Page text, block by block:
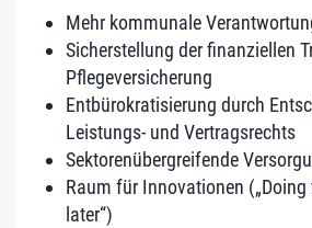
Mehr kommunale
Sicherstellung der finanziellen
Pflegeversicherung
Entbürokratisierung durch
Leistungs- und Vertragsrechts
Sektorenübergreifende
Raum für Innovationen
later“)